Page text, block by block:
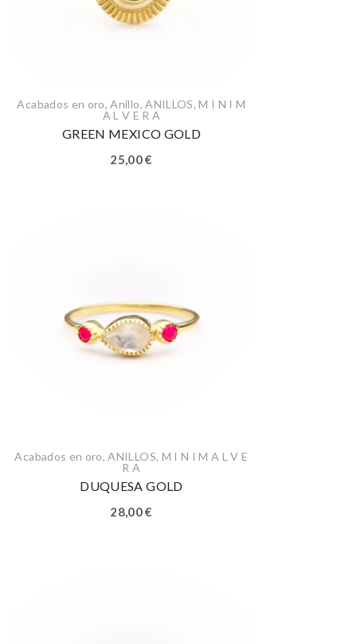
Acabados en oro,Anillo,ANILLOS,M I N I M
A L V E R A
GREEN MEXICO GOLD
25,00€
Acabados en oro,ANILLOS, M I N I M A L V E
R A
DUQUESA GOLD
28,00€